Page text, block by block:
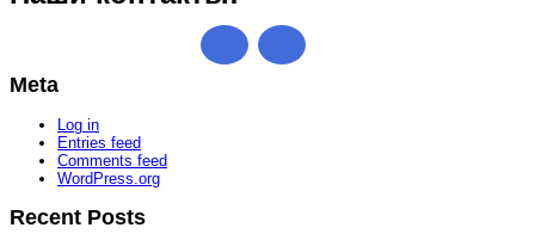
Meta
Log in
Entries feed
Comments feed
WordPress.org
Recent Posts